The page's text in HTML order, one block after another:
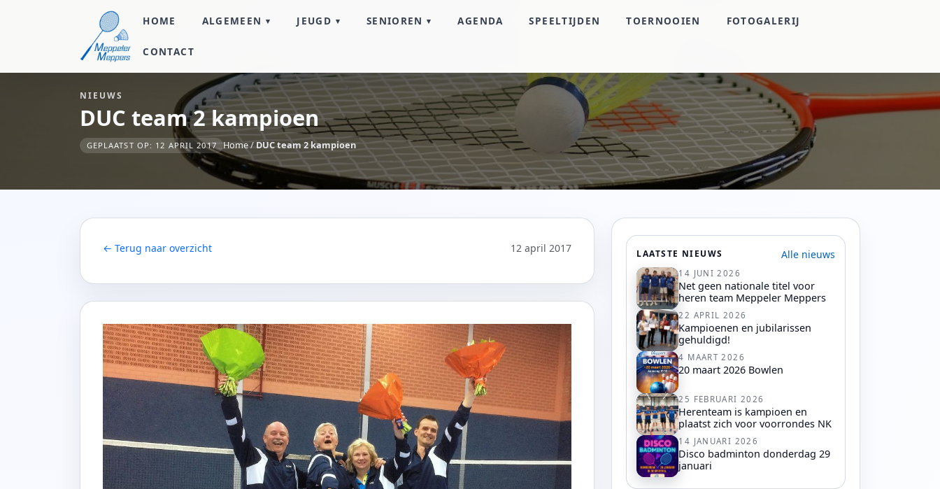
HOME ALGEMEEN JEUGD SENIOREN AGENDA SPEELTIJDEN TOERNOOIEN FOTOGALERIJ
CONTACT
NIEUWS
DUC team 2 kampioen
GEPLAATST OP: 12 APRIL 2017 Home/DUC team 2 kampioen
← Terug naar overzicht 12 april 2017 LAATSTE NIEUWS Alle nieuws
14 JUNI 2026
Net geen nationale titel voor
heren team Meppeler Meppers
22 APRIL 2026
Kampioenen en jubilarissen
gehuldigd!
4 MAART 2026
20 maart 2026 Bowlen
25 FEBRUARI 2026
Herenteam is kampioen en
plaatst zich voor voorrondes NK
14 JANUARI 2026
Disco badminton donderdag 29
januari